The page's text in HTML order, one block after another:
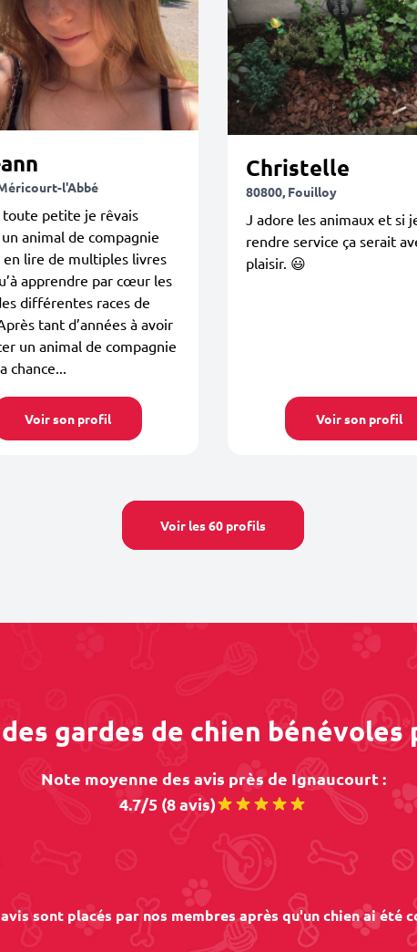
l'Abbé
toute petite je rêvais
un animal de compagnie
en lire de multiples livres
apprendre par cœur les
différentes races de
tant d’années à avoir
un animal de compagnie
chance...
Voir son profil
Christelle
80800, Fouilloy
J adore les animaux et si
rendre service ça serait
plaisir. 😃
Voir son profil
Voir les 60 profils
gardes de chien
Note moyenne des avis près de Ignaucourt :
4.7/5 (8 avis)
sont placés par nos membres après qu'un chien ai été